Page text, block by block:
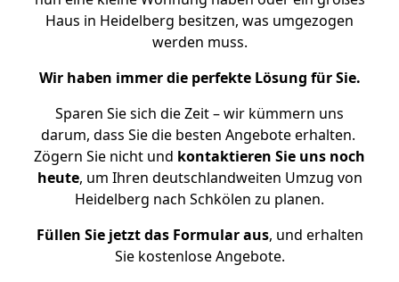
Haus in Heidelberg besitzen, was umgezogen
werden muss.
Wir haben immer die perfekte Lösung für Sie.
Sparen Sie sich die Zeit – wir kümmern uns
darum, dass Sie die besten Angebote erhalten.
Zögern Sie nicht und kontaktieren Sie uns noch
heute, um Ihren deutschlandweiten Umzug von
Heidelberg nach Schkölen zu planen.
Füllen Sie jetzt das Formular aus, und erhalten
Sie kostenlose Angebote.